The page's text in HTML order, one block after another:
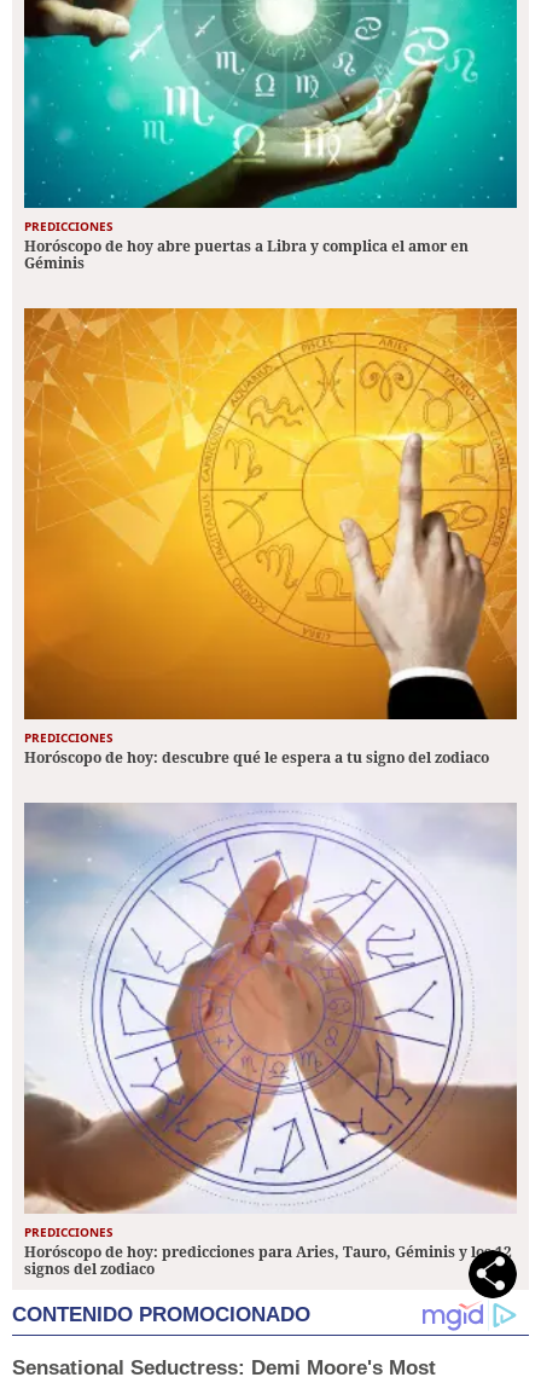
PREDICCIONES
Horóscopo de hoy abre puertas a Libra y complica el amor en
Géminis
PREDICCIONES
Horóscopo de hoy: descubre qué le espera a tu signo del zodiaco
PREDICCIONES
Horóscopo de hoy: predicciones para Aries, Tauro, Géminis y los 12
signos del zodiaco
CONTENIDO PROMOCIONADO
Sensational Seductress: Demi Moore's Most